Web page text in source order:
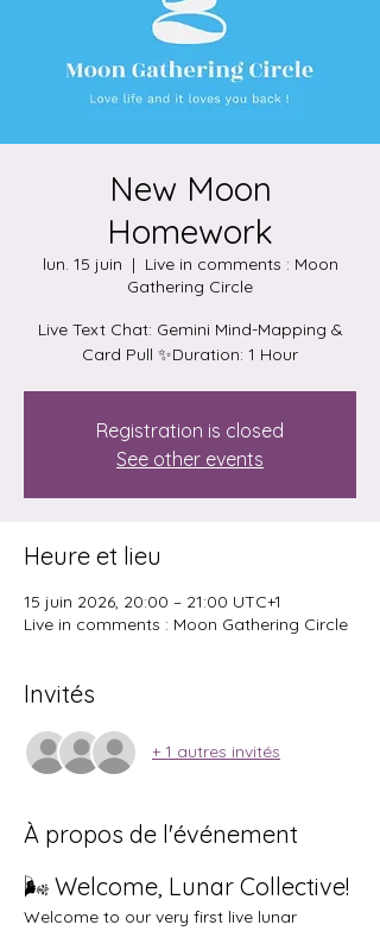
New Moon
Homework
lun. 15 juin
  |
Live in comments : Moon
Gathering Circle
Live Text Chat: Gemini Mind-Mapping &
Card Pull ✨Duration: 1 Hour
Registration is closed
See other events
Heure et lieu
15 juin 2026, 20:00 – 21:00 UTC+1
Live in comments : Moon Gathering Circle
Invités
+ 1 autres invités
À propos de l'événement
🌬️ Welcome, Lunar Collective!
Welcome to our very first live lunar